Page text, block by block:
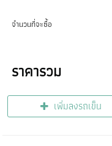
จำนวนที่จะซื้อ
ราคารวม
เพิ่มลงรถเข็น